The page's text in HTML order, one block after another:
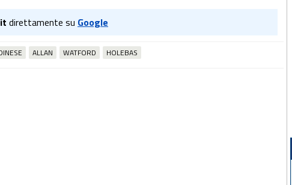
direttamente su Google
ALLAN WATFORD HOLEBAS